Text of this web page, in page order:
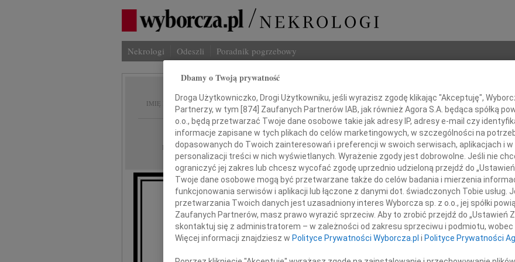
Nekrologi Odeszli Poradnik pogrzebowy
IMIĘ I NAZWISKO: Artur S. Korobowicz
REGION: Lublin
DATA EMISJI: 30.06.2017
Z głębokim żalem żegnamy
zmarłego w dniu 21 czerwca 2017 roku
Imię i
INNE
Dbamy o Twoją prywatność
Droga Użytkowniczko, Drogi Użytkowniku, jeśli wyrazisz zgodę klikając "Akceptuję",
Partnerzy, w tym [874] Zaufanych Partnerów IAB, jak również Agora S.A. będąca spółką
o.o., będą przetwarzać Twoje dane osobowe takie jak adresy IP, adresy e-mail czy
informacje zapisane w tych plikach do celów marketingowych, w szczególności na
dopasowanych do Twoich zainteresowań i preferencji w swoich serwisach, aplikacjach i w
personalizacji treści w nich wyświetlanych. Wyrażenie zgody jest dobrowolne. Jeśli nie
ograniczyć jej zakres lub chcesz wycofać zgodę uprzednio udzieloną przejdź do „Ustawień
Twoje dane osobowe mogą być przetwarzane także do celów badania i mierzenia
funkcjonowania serwisów i aplikacji lub łączone z danymi dot. świadczonych Tobie usług.
przetwarzania Twoich danych jest uzasadniony interes Wyborcza sp. z o.o., jej spółki
Zaufanych Partnerów, masz prawo wyrazić sprzeciw. Aby to zrobić przejdź do „Ustawień
skontaktuj się z administratorem – w zależności od zakresu sprzeciwu i podmiotu, wobec
Więcej informacji znajdziesz w Polityce Prywatności Wyborcza.pl i Polityce Prywatności